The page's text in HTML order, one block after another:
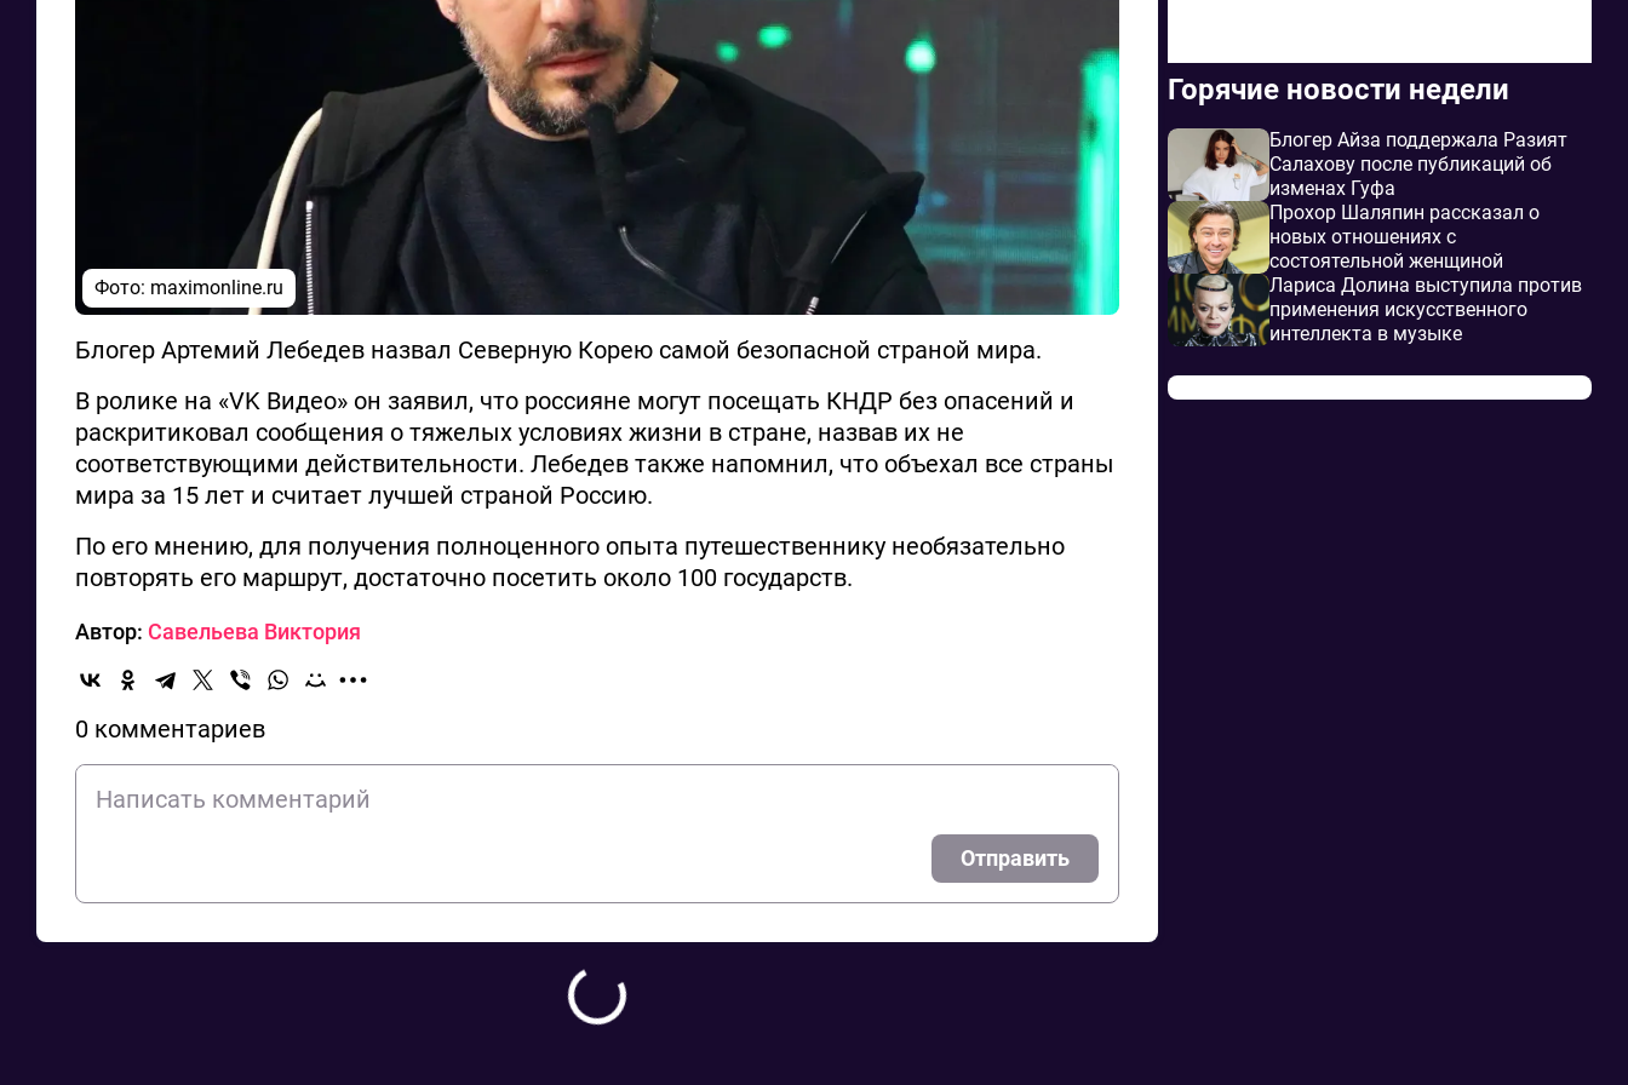
Фото: maximonline.ru
Блогер Артемий Лебедев назвал Северную Корею самой безопасной страной мира.
В ролике на «VK Видео» он заявил, что россияне могут посещать КНДР без опасений и
раскритиковал сообщения о тяжелых условиях жизни в стране, назвав их не
соответствующими действительности. Лебедев также напомнил, что объехал все страны
мира за 15 лет и считает лучшей страной Россию.
По его мнению, для получения полноценного опыта путешественнику необязательно
повторять его маршрут, достаточно посетить около 100 государств.
Автор: Савельева Виктория
0 комментариев
Отправить
Горячие новости недели
Блогер Айза поддержала Разият
Салахову после публикаций об
изменах Гуфа
Прохор Шаляпин рассказал о
новых отношениях с
состоятельной женщиной
Лариса Долина выступила против
применения искусственного
интеллекта в музыке